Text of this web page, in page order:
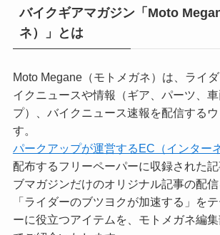
バイクギアマガジン「Moto
ネ）」とは
Moto Megane（モトメガネ）は、ライ
イクニュースや情報（ギア、パーツ、
プ）、バイクニュース速報を配信する
す。
パークアップが運営するEC（インター
配布するフリーペーパーに収録された
ブマガジンだけのオリジナル記事の配信
「ライダーのブツヨクが加速する」を
ーに役立つアイテムを、モトメガネ編